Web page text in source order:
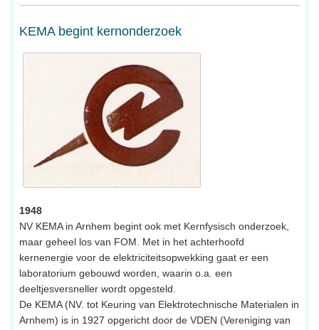
KEMA begint kernonderzoek
1948
NV KEMA in Arnhem begint ook met Kernfysisch onderzoek,
maar geheel los van FOM. Met in het achterhoofd
kernenergie voor de elektriciteitsopwekking gaat er een
laboratorium gebouwd worden, waarin o.a. een
deeltjesversneller wordt opgesteld.
De KEMA (NV. tot Keuring van Elektrotechnische Materialen in
Arnhem) is in 1927 opgericht door de VDEN (Vereniging van